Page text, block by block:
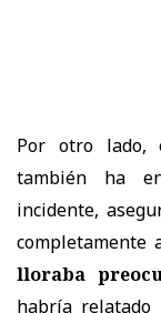
Por otro lado,
también ha
incidente,
completamente
lloraba
habría